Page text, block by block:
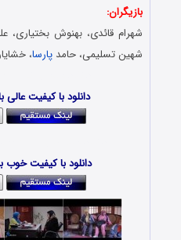
بازیگران:
شهرام قائدی، بهنوش بختیاری،
شهین تسلیمی، حامدپارسا،
دانلود با کیفیت عالی با حجم
دانلود با کیفیت خوب با حجم